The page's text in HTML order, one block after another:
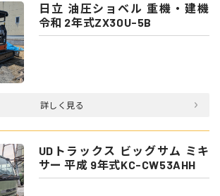
日立 油圧ショベル 重機・建機
令和 2年式ZX30U-5B
詳しく見る
UDトラックス ビッグサム ミキ
サー 平成 9年式KC-CW53AHH